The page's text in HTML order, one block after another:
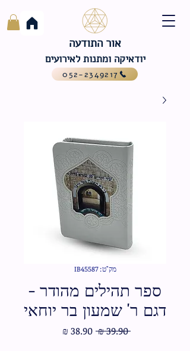
אור התודעה
יודאיקה ומתנות לאירועים
052-2349217
מק"ט: IB45587
ספר תהילים מהודר -
דגם ר' שמעון בר יוחאי
‏39.90 ‏₪
מחיר